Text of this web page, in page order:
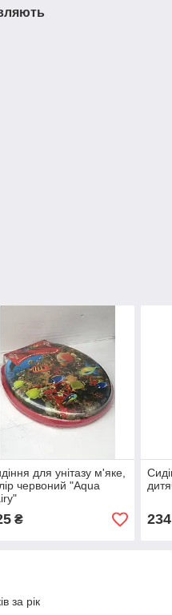
для унітазу м'яке,
червоний "Aqua
₴ 234
за рік